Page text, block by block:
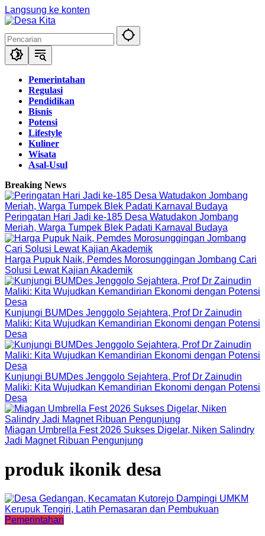
Langsung ke konten
Pemerintahan
Regulasi
Pendidikan
Bisnis
Potensi
Lifestyle
Kuliner
Wisata
Asal-Usul
Breaking News
Peringatan Hari Jadi ke-185 Desa Watudakon Jombang
Meriah, Warga Tumpek Blek Padati Karnaval Budaya
Harga Pupuk Naik, Pemdes Morosunggingan Jombang Cari
Solusi Lewat Kajian Akademik
Kunjungi BUMDes Jenggolo Sejahtera, Prof Dr Zainudin
Maliki: Kita Wujudkan Kemandirian Ekonomi dengan Potensi
Desa
Kunjungi BUMDes Jenggolo Sejahtera, Prof Dr Zainudin
Maliki: Kita Wujudkan Kemandirian Ekonomi dengan Potensi
Desa
Miagan Umbrella Fest 2026 Sukses Digelar, Niken Salindry
Jadi Magnet Ribuan Pengunjung
produk ikonik desa
Pemerintahan